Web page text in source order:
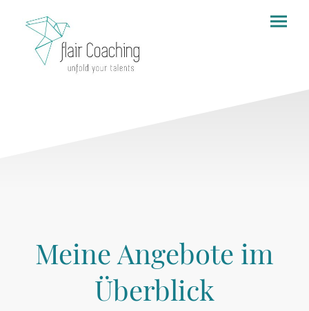
Meine Angebote im
Überblick